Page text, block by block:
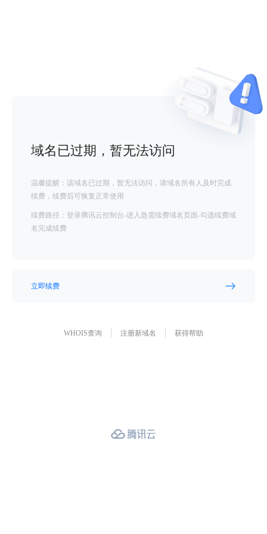
域名已过期，暂无法访问
温馨提醒：该域名已过期，暂无法访问，请域名所有人及时完成
续费，续费后可恢复正常使用
续费路径：登录腾讯云控制台-进入急需续费域名页面-勾选续费域
名完成续费
立即续费
WHOIS查询 注册新域名 获得帮助